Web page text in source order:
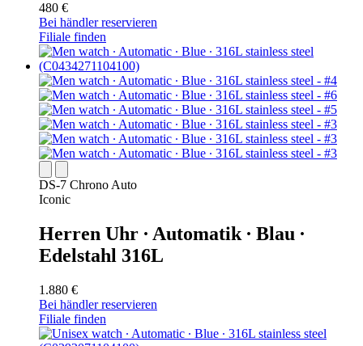
480 €
Bei händler reservieren
Filiale finden
DS-7 Chrono Auto
Iconic
Herren Uhr ∙ Automatik ∙ Blau ∙
Edelstahl 316L
1.880 €
Bei händler reservieren
Filiale finden